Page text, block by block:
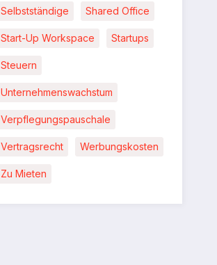
Selbstständige Shared Office
Start-Up Workspace Startups
Steuern
Unternehmenswachstum
Verpflegungspauschale
Vertragsrecht Werbungskosten
Zu Mieten